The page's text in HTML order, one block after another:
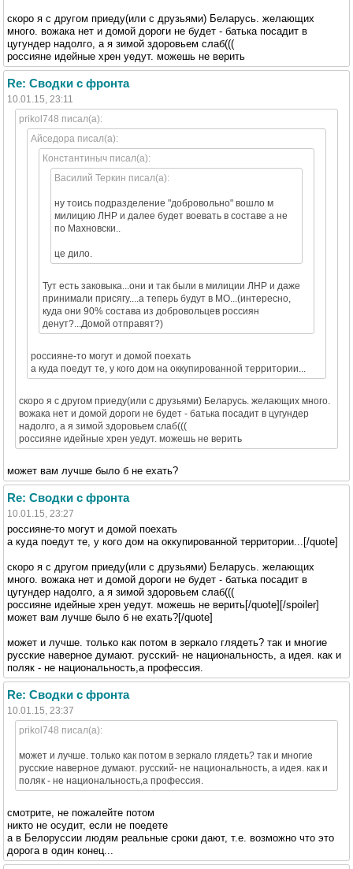
скоро я с другом приеду(или с друзьями) Беларусь. желающих
много. вожака нет и домой дороги не будет - батька посадит в
цугундер надолго, а я зимой здоровьем слаб(((
россияне идейные хрен уедут. можешь не верить
Re: Сводки с фронта
10.01.15, 23:11
prikol748 писал(а):
Айседора писал(а):
Константиныч писал(а):
Василий Теркин писал(а):
ну тоись подразделение "добровольно" вошло м
милицию ЛНР и далее будет воевать в составе а не
по Махновски..
це дило.
Тут есть заковыка...они и так были в милиции ЛНР и даже
принимали присягу....а теперь будут в МО...(интересно,
куда они 90% состава из добровольцев россиян
денут?...Домой отправят?)
россияне-то могут и домой поехать
а куда поедут те, у кого дом на оккупированной территории...
скоро я с другом приеду(или с друзьями) Беларусь. желающих много.
вожака нет и домой дороги не будет - батька посадит в цугундер
надолго, а я зимой здоровьем слаб(((
россияне идейные хрен уедут. можешь не верить
может вам лучше было б не ехать?
Re: Сводки с фронта
10.01.15, 23:27
россияне-то могут и домой поехать
а куда поедут те, у кого дом на оккупированной территории...[/quote]
скоро я с другом приеду(или с друзьями) Беларусь. желающих
много. вожака нет и домой дороги не будет - батька посадит в
цугундер надолго, а я зимой здоровьем слаб(((
россияне идейные хрен уедут. можешь не верить[/quote][/spoiler]
может вам лучше было б не ехать?[/quote]
может и лучше. только как потом в зеркало глядеть? так и многие
русские наверное думают. русский- не национальность, а идея. как и
поляк - не национальность,а профессия.
Re: Сводки с фронта
10.01.15, 23:37
prikol748 писал(а):
может и лучше. только как потом в зеркало глядеть? так и многие
русские наверное думают. русский- не национальность, а идея. как и
поляк - не национальность,а профессия.
смотрите, не пожалейте потом
никто не осудит, если не поедете
а в Белоруссии людям реальные сроки дают, т.е. возможно что это
дорога в один конец...